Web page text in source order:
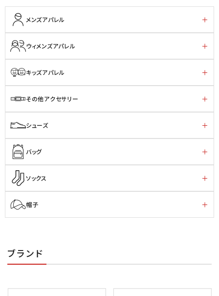
メンズアパレル
ウィメンズアパレル
キッズアパレル
その他アクセサリー
シューズ
バッグ
ソックス
帽子
ブランド